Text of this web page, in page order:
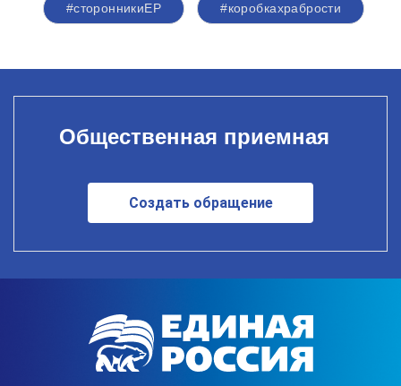
#сторонникиЕР #коробкахрабрости
Общественная приемная
Создать обращение